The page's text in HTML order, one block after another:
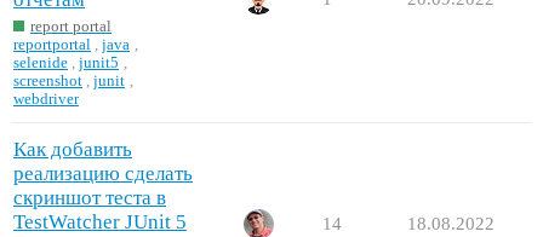
report portal
reportportal
,java
selenide ,junit5
screenshot ,junit
webdriver
Как добавить
реализацию сделать
скриншот теста в
TestWatcher JUnit 5
14 18.08.2022